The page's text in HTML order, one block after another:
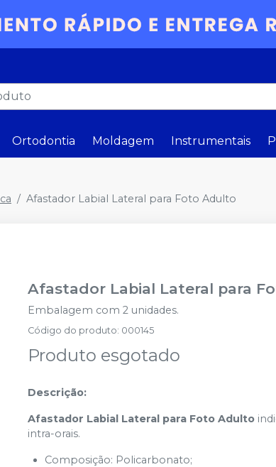
Ortodontia Moldagem Instrumentais
Afastador Labial Lateral para Foto Adulto
Afastador Labial Lateral para
Embalagem com 2 unidades.
Código do produto: 000145
Produto esgotado
Descrição:
Afastador Labial Lateral para Foto Adulto
intra-orais.
Composição: Policarbonato;